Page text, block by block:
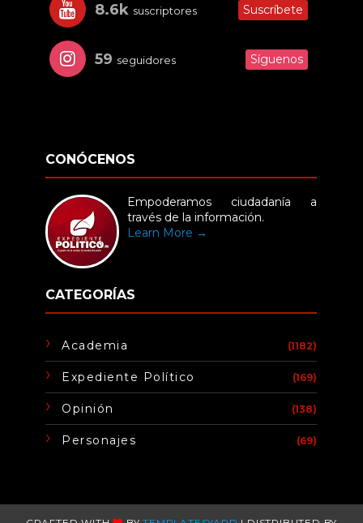
8.6k suscriptores Suscríbete
59 seguidores Síguenos
CONÓCENOS
Empoderamos ciudadanía a
través de la información.
Learn More →
CATEGORÍAS
Academia (1182)
Expediente Político (169)
Opinión (138)
Personajes (69)